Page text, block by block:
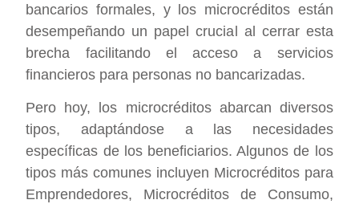
bancarios formales, y los microcréditos están
desempeñando un papel crucial al cerrar esta
brecha facilitando el acceso a servicios
financieros para personas no bancarizadas.
Pero hoy, los microcréditos abarcan diversos
tipos, adaptándose a las necesidades
específicas de los beneficiarios. Algunos de los
tipos más comunes incluyen Microcréditos para
Emprendedores, Microcréditos de Consumo,